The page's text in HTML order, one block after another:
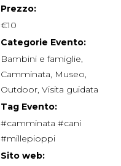
Prezzo:
€10
Categorie Evento:
Bambini e famiglie,
Camminata, Museo,
Outdoor, Visita guidata
Tag Evento:
#camminata #cani
#millepioppi
Sito web: